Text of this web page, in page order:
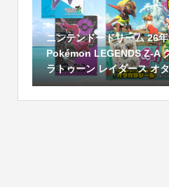
ニンテンドードリーム 26
Pokémon LEGENDS Z-A
ラトゥーン レイダース オ